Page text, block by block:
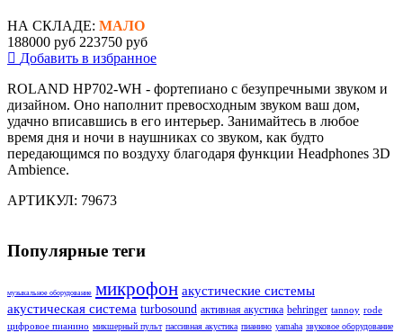
НА СКЛАДЕ: МАЛО
188000 руб 223750 руб
Добавить в избранное
ROLAND HP702-WH - фортепиано с безупречными звуком и
дизайном. Оно наполнит превосходным звуком ваш дом,
удачно вписавшись в его интерьер. Занимайтесь в любое
время дня и ночи в наушниках со звуком, как будто
передающимся по воздуху благодаря функции Headphones 3D
Ambience.
АРТИКУЛ: 79673
Популярные теги
музыкальное оборудование микрофон акустические системы
акустическая система turbosound активная акустика behringer tannoy rode
цифровое пианино микшерный пульт пассивная акустика пианино yamaha звуковое оборудование